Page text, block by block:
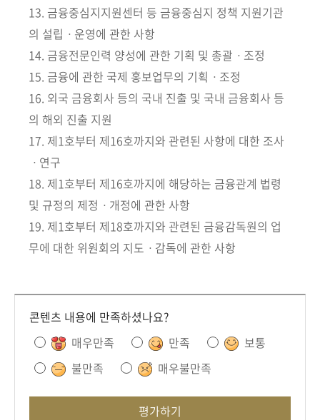
13. 금융중심지지원센터 등 금융중심지 정책 지원기관
의 설립ㆍ운영에 관한 사항
14. 금융전문인력 양성에 관한 기획 및 총괄ㆍ조정
15. 금융에 관한 국제 홍보업무의 기획ㆍ조정
16. 외국 금융회사 등의 국내 진출 및 국내 금융회사 등
의 해외 진출 지원
17. 제1호부터 제16호까지와 관련된 사항에 대한 조사
ㆍ연구
18. 제1호부터 제16호까지에 해당하는 금융관계 법령
및 규정의 제정ㆍ개정에 관한 사항
19. 제1호부터 제18호까지와 관련된 금융감독원의 업
무에 대한 위원회의 지도ㆍ감독에 관한 사항
콘텐츠 내용에 만족하셨나요?
매우만족
만족
보통
불만족
매우불만족
평가하기